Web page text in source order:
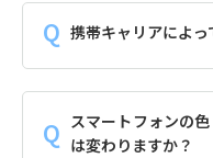
携帯キャリアによ
スマートフォンの
は変わりますか？